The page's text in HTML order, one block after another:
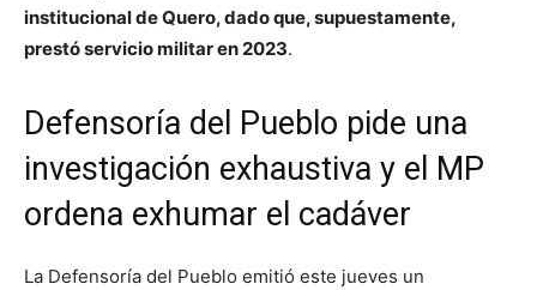
institucional de Quero, dado que, supuestamente,
prestó servicio militar en 2023.
Defensoría del Pueblo pide una
investigación exhaustiva y el MP
ordena exhumar el cadáver
La Defensoría del Pueblo emitió este jueves un